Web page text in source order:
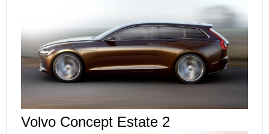
Volvo Concept Estate 2